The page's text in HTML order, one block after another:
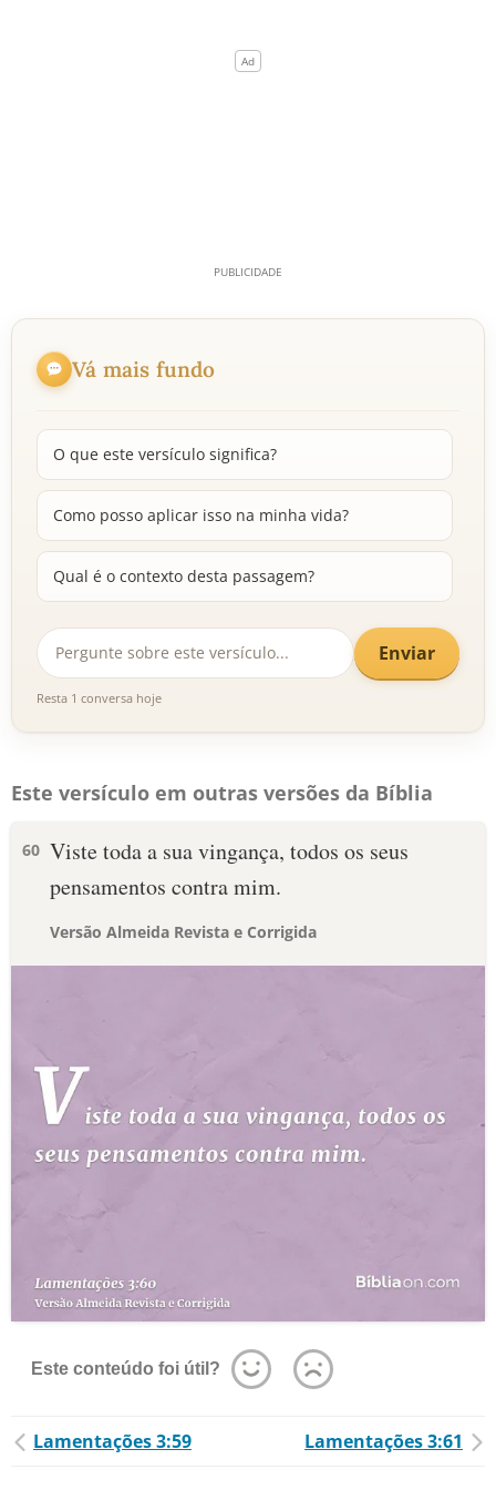
Vá mais fundo
O que este versículo significa?
Como posso aplicar isso na minha vida?
Qual é o contexto desta passagem?
Enviar
Resta 1 conversa hoje
Este versículo em outras versões da Bíblia
60 Viste toda a sua vingança, todos os seus
pensamentos contra mim.
Versão Almeida Revista e Corrigida
Este conteúdo foi útil?
Lamentações 3:59 Lamentações 3:61